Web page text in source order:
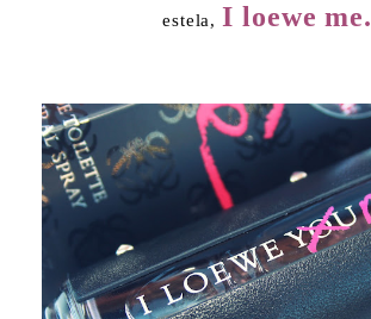
estela, I loewe me.